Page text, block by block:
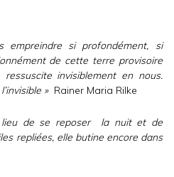
si profondément, si
de cette terre provisoire
invisiblement en nous.
»Rainer Maria Rilke
lieu de se reposer la nuit et de
repliées, elle butine encore dans